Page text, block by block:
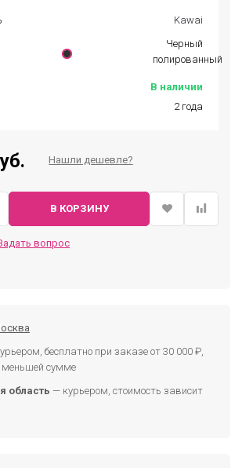
Kawai
Черный
полированный
В наличии
2 года
Нашли дешевле?
В КОРЗИНУ
вопрос
бесплатно при заказе от 30 000 ₽,
меньшей сумме
область — курьером, стоимость зависит